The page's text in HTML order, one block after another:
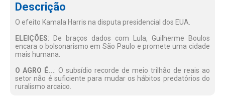
Descrição
O efeito Kamala Harris na disputa presidencial dos EUA.
ELEIÇÕES: De braços dados com Lula, Guilherme Boulos
encara o bolsonarismo em São Paulo e promete uma cidade
mais humana.
O AGRO É...: O subsídio recorde de meio trilhão de reais ao
setor não é suficiente para mudar os hábitos predatórios do
ruralismo arcaico.